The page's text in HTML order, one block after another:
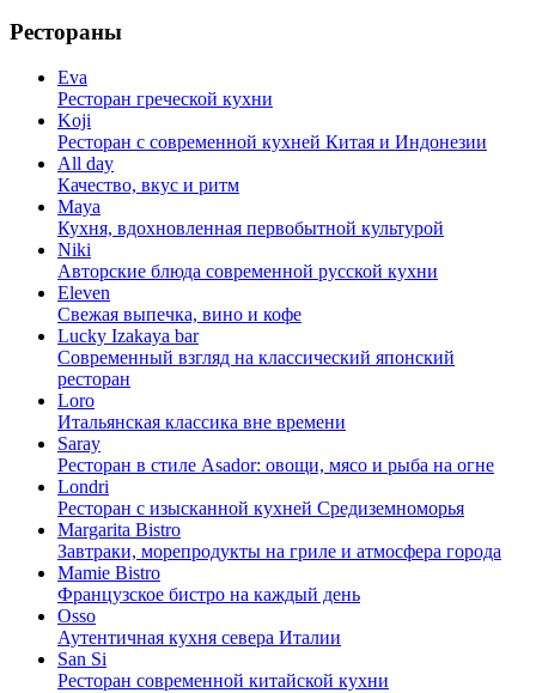
Рестораны
Eva
Ресторан греческой кухни
Koji
Ресторан с cовременной кухней Китая и Индонезии
All day
Качество, вкус и ритм
Maya
Кухня, вдохновленная первобытной культурой
Niki
Авторские блюда современной русской кухни
Eleven
Свежая выпечка, вино и кофе
Lucky Izakaya bar
Современный взгляд на классический японский
ресторан
Loro
Итальянская классика вне времени
Saray
Ресторан в стиле Asador: овощи, мясо и рыба на огне
Londri
Ресторан с изысканной кухней Средиземноморья
Margarita Bistro
Завтраки, морепродукты на гриле и атмосфера города
Mamie Bistro
Французское бистро на каждый день
Osso
Аутентичная кухня севера Италии
San Si
Ресторан современной китайской кухни